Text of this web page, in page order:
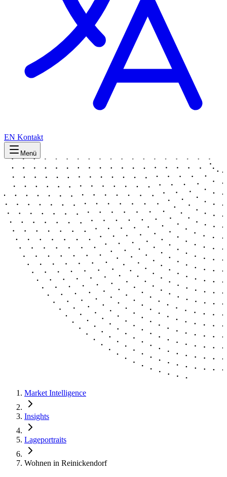
EN Kontakt
Menü
Market Intelligence
Insights
Lageportraits
Wohnen in Reinickendorf